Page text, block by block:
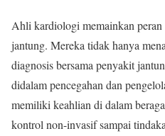
Ahli kardiologi memainkan
jantung. Mereka tidak hanya
diagnosis bersama penyakit
didalam pencegahan dan
memiliki keahlian di dalam
kontrol non-invasif sampai